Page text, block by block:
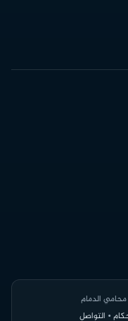
الدمام
• التواصل